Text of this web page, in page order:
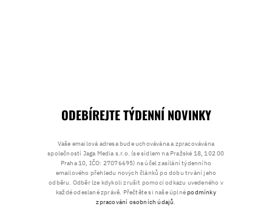
ODEBÍREJTE TÝDENNÍ NOVINKY
Vaše emailová adresa bude uchovávána a zpracovávána
společností Jaga Media s.r.o. (se sídlem na Pražské 18, 102 00
Praha 10, IČO: 27076695) na účel zasílání týdenního
emailového přehledu nových článků po dobu trvání jeho
odběru. Odběr lze kdykoli zrušit pomocí odkazu uvedeného v
každé odeslané zprávě. Přečtěte si naše úplnépodmínky
zpracování osobních údajů.